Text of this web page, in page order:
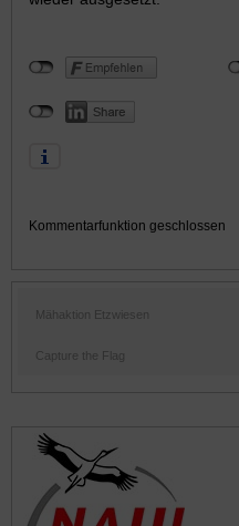
Kommentarfunktion geschlossen
Mähaktion Etzwiesen
Capture the Flag